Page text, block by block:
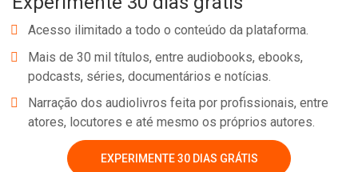
Acesso ilimitado a todo o conteúdo da plataforma.
Mais de 30 mil títulos, entre audiobooks, ebooks,
podcasts, séries, documentários e notícias.
Narração dos audiolivros feita por profissionais, entre
atores, locutores e até mesmo os próprios autores.
EXPERIMENTE 30 DIAS GRÁTIS